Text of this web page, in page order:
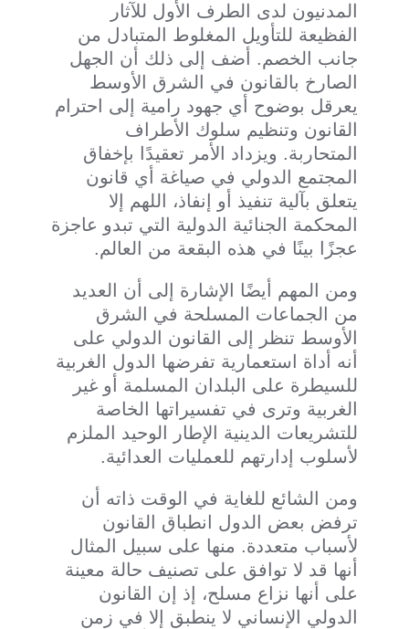
المدنيون لدى الطرف الأول للآثار
الفظيعة للتأويل المغلوط المتبادل من
جانب الخصم. أضف إلى ذلك أن الجهل
الصارخ بالقانون في الشرق الأوسط
يعرقل بوضوح أي جهود رامية إلى احترام
القانون وتنظيم سلوك الأطراف
المتحاربة. ويزداد الأمر تعقيدًا بإخفاق
المجتمع الدولي في صياغة أي قانون
يتعلق بآلية تنفيذ أو إنفاذ، اللهم إلا
المحكمة الجنائية الدولية التي تبدو عاجزة
عجزًا بينًا في هذه البقعة من العالم.
ومن المهم أيضًا الإشارة إلى أن العديد
من الجماعات المسلحة في الشرق
الأوسط تنظر إلى القانون الدولي على
أنه أداة استعمارية تفرضها الدول الغربية
للسيطرة على البلدان المسلمة أو غير
الغربية وترى في تفسيراتها الخاصة
للتشريعات الدينية الإطار الوحيد الملزم
لأسلوب إدارتهم للعمليات العدائية.
ومن الشائع للغاية في الوقت ذاته أن
ترفض بعض الدول انطباق القانون
لأسباب متعددة. منها على سبيل المثال
أنها قد لا توافق على تصنيف حالة معينة
على أنها نزاع مسلح، إذ إن القانون
الدولي الإنساني لا ينطبق إلا في زمن